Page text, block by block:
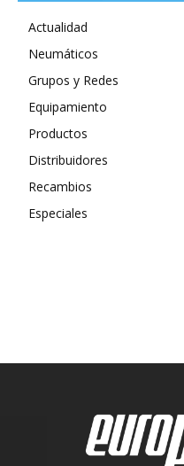
Actualidad
Neumáticos
Grupos y Redes
Equipamiento
Productos
Distribuidores
Recambios
Especiales